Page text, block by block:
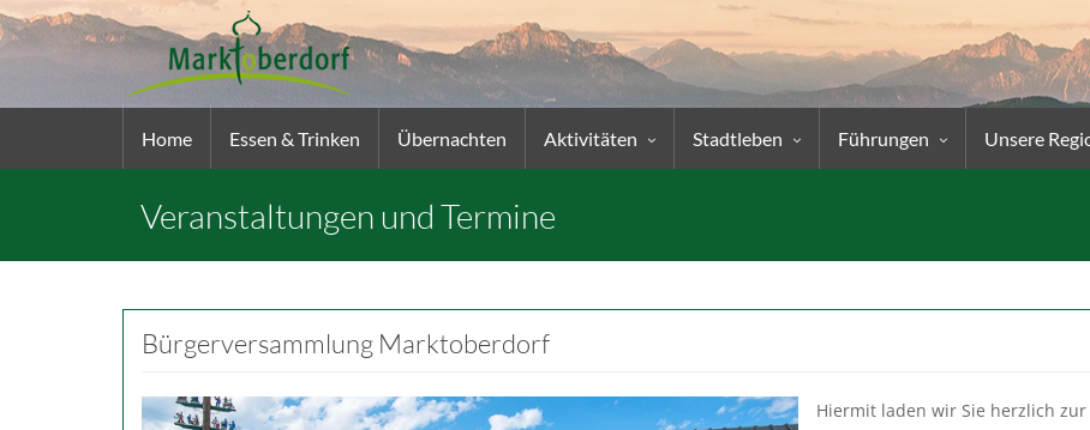
Home Essen & Trinken Übernachten Aktivitäten Stadtleben Führungen Unsere
Veranstaltungen und Termine
Bürgerversammlung Marktoberdorf
Hiermit laden wir Sie herzlich